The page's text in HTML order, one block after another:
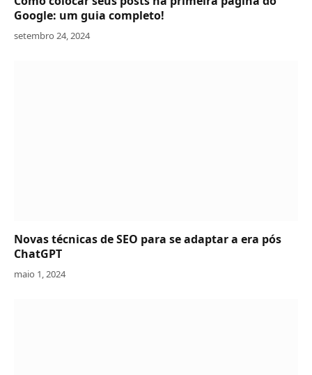
Google: um guia completo!
setembro 24, 2024
Novas técnicas de SEO para se adaptar a era pós
ChatGPT
maio 1, 2024